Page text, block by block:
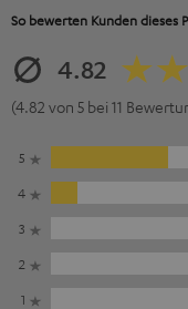
So bewerten Kunden dieses
4.82
(4.82 von 5 bei 11
5
4
3
2
1